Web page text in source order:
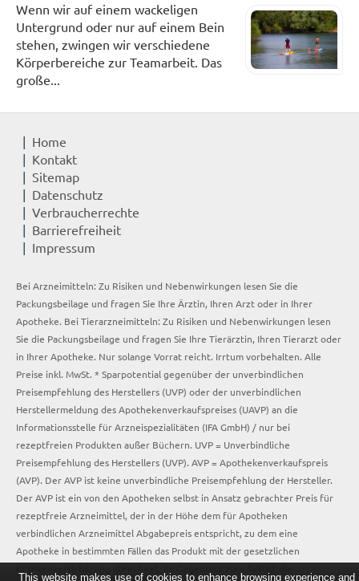
Wenn wir auf einem wackeligen
Untergrund oder nur auf einem Bein
stehen, zwingen wir verschiedene
Körperbereiche zur Teamarbeit. Das
große...
Home
Kontakt
Sitemap
Datenschutz
Verbraucherrechte
Barrierefreiheit
Impressum
Bei Arzneimitteln: Zu Risiken und Nebenwirkungen lesen Sie die
Packungsbeilage und fragen Sie Ihre Ärztin, Ihren Arzt oder in Ihrer
Apotheke. Bei Tierarzneimitteln: Zu Risiken und Nebenwirkungen lesen
Sie die Packungsbeilage und fragen Sie Ihre Tierärztin, Ihren Tierarzt oder
in Ihrer Apotheke. Nur solange Vorrat reicht. Irrtum vorbehalten. Alle
Preise inkl. MwSt. * Sparpotential gegenüber der unverbindlichen
Preisempfehlung des Herstellers (UVP) oder der unverbindlichen
Herstellermeldung des Apothekenverkaufspreises (UAVP) an die
Informationsstelle für Arzneispezialitäten (IFA GmbH) / nur bei
rezeptfreien Produkten außer Büchern. UVP = Unverbindliche
Preisempfehlung des Herstellers (UVP). AVP = Apothekenverkaufspreis
(AVP). Der AVP ist keine unverbindliche Preisempfehlung der Hersteller.
Der AVP ist ein von den Apotheken selbst in Ansatz gebrachter Preis für
rezeptfreie Arzneimittel, der in der Höhe dem für Apotheken
verbindlichen Arzneimittel Abgabepreis entspricht, zu dem eine
Apotheke in bestimmten Fällen das Produkt mit der gesetzlichen
This website makes use of cookies to enhance browsing experience and